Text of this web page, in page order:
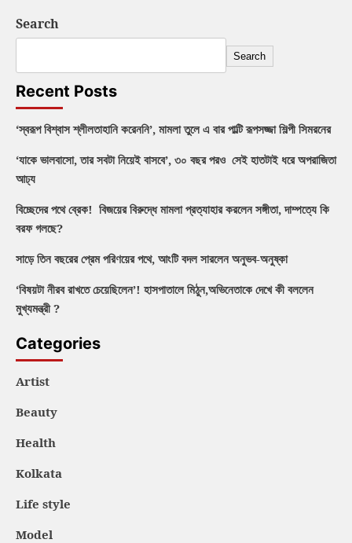
Search
Search
Recent Posts
‘স্বরূপ বিশ্বাস শ্লীলতাহানি করেননি’, মামলা তুলে এ বার পাল্টি রূপসজ্জা শিল্পী সিমরনের
‘যাকে ভালবাসো, তার সবটা নিয়েই বাসবে’, ৩০ বছর পরও সেই হাতটাই ধরে অপরাজিতা
আঢ্য
বিচ্ছেদের পথে ব্রেক! বিজয়ের বিরুদ্ধে মামলা প্রত্যাহার করলেন সঙ্গীতা, দাম্পত্যে কি
বরফ গলছে?
সাড়ে তিন বছরের প্রেম পরিণয়ের পথে, আংটি বদল সারলেন অনুভব-অনুষ্কা
‘বিষয়টা নীরব রাখতে চেয়েছিলেন’! হাসপাতালে মিঠুন,অভিনেতাকে দেখে কী বললেন
মুখ্যমন্ত্রী ?
Categories
Artist
Beauty
Health
Kolkata
Life style
Model